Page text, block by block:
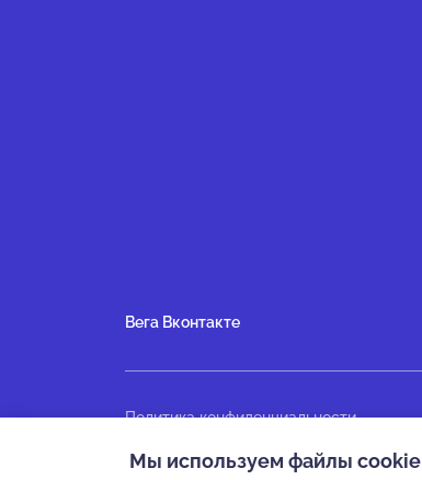
Вега Вконтакте
Политика конфиденциальности
Мы используем файлы cookie